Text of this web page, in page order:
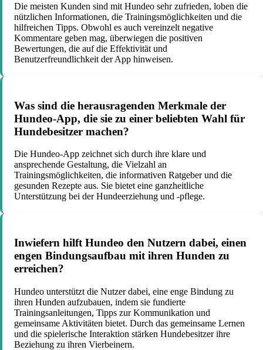
Die meisten Kunden sind mit Hundeo sehr zufrieden, loben die
nützlichen Informationen, die Trainingsmöglichkeiten und die
hilfreichen Tipps. Obwohl es auch vereinzelt negative
Kommentare geben mag, überwiegen die positiven
Bewertungen, die auf die Effektivität und
Benutzerfreundlichkeit der App hinweisen.
Was sind die herausragenden Merkmale der
Hundeo-App, die sie zu einer beliebten Wahl für
Hundebesitzer machen?
Die Hundeo-App zeichnet sich durch ihre klare und
ansprechende Gestaltung, die Vielzahl an
Trainingsmöglichkeiten, die informativen Ratgeber und die
gesunden Rezepte aus. Sie bietet eine ganzheitliche
Unterstützung bei der Hundeerziehung und -pflege.
Inwiefern hilft Hundeo den Nutzern dabei, einen
engen Bindungsaufbau mit ihren Hunden zu
erreichen?
Hundeo unterstützt die Nutzer dabei, eine enge Bindung zu
ihren Hunden aufzubauen, indem sie fundierte
Trainingsanleitungen, Tipps zur Kommunikation und
gemeinsame Aktivitäten bietet. Durch das gemeinsame Lernen
und die spielerische Interaktion stärken Hundebesitzer ihre
Beziehung zu ihren Vierbeinern.